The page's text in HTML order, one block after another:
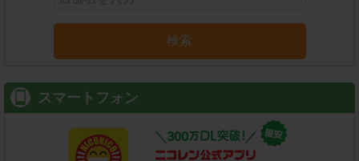
検索
スマートフォン